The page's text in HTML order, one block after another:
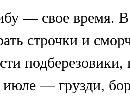
— свое время. В
строчки и
— грузди,